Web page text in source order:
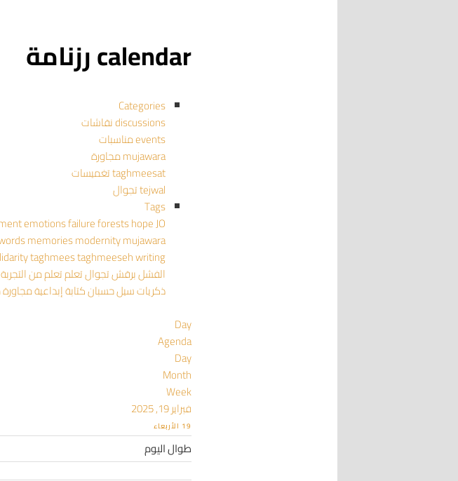
calendar رزنامة
Categories
discussions نقاشات
events مناسبات
mujawara مجاورة
taghmeesat تغميسات
tejwal تجوال
Tags
emotionsfailureforestshopeJO
memoriesmodernitymujawara
taghmeestaghmeesehwriting
الفشلبرقشتجوالتعلمتعلم من التجربة
ذكرياتسيل حسبانكتابة إبداعيةمجاورة
Day
Agenda
Day
Month
Week
فبراير 19, 2025
19 الأربعاء
طوال اليوم